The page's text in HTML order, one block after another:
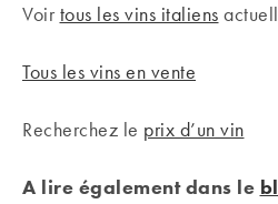
Voir tous les vins italiens
Tous les vins en vente
Recherchez le prix d’un vin
A lire également dans le